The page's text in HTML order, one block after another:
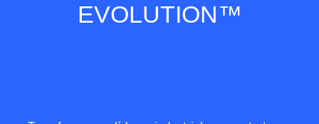
EVOLUTION™